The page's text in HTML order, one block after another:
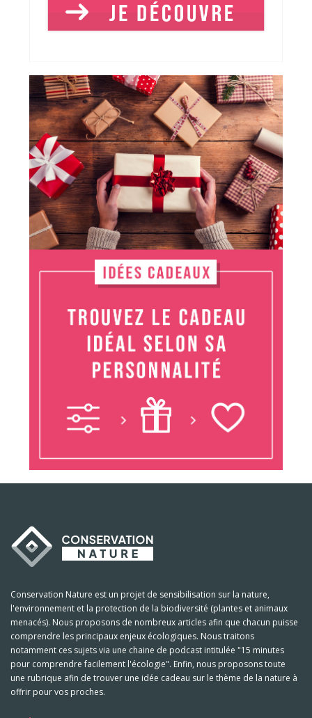
Conservation Nature est un projet de sensibilisation sur la nature,
l'environnement et la protection de la biodiversité (plantes et animaux
menacés). Nous proposons de nombreux articles afin que chacun puisse
comprendre les principaux enjeux écologiques. Nous traitons
notamment ces sujets via une chaine de podcast intitulée "15 minutes
pour comprendre facilement l'écologie". Enfin, nous proposons toute
une rubrique afin de trouver une idée cadeau sur le thème de la nature à
offrir pour vos proches.